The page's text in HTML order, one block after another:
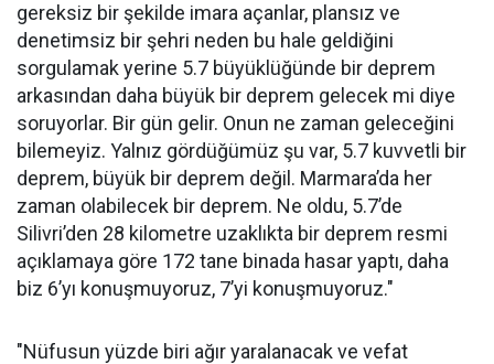
gereksiz bir şekilde imara açanlar, plansız ve
denetimsiz bir şehri neden bu hale geldiğini
sorgulamak yerine 5.7 büyüklüğünde bir deprem
arkasından daha büyük bir deprem gelecek mi diye
soruyorlar. Bir gün gelir. Onun ne zaman geleceğini
bilemeyiz. Yalnız gördüğümüz şu var, 5.7 kuvvetli bir
deprem, büyük bir deprem değil. Marmara’da her
zaman olabilecek bir deprem. Ne oldu, 5.7’de
Silivri’den 28 kilometre uzaklıkta bir deprem resmi
açıklamaya göre 172 tane binada hasar yaptı, daha
biz 6’yı konuşmuyoruz, 7’yi konuşmuyoruz."
"Nüfusun yüzde biri ağır yaralanacak ve vefat